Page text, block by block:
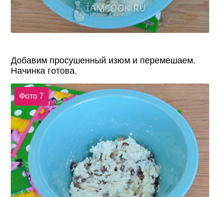
Добавим просушенный изюм и перемешаем.
Начинка готова.
Фото 7